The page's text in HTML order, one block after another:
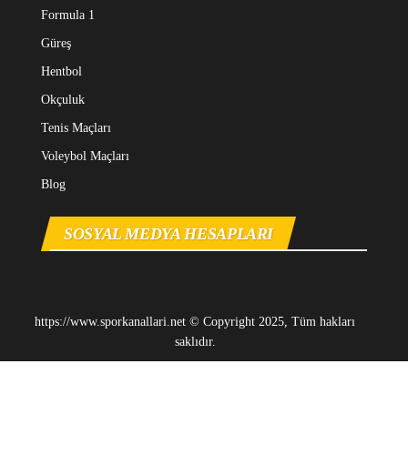
Formula 1
Güreş
Hentbol
Okçuluk
Tenis Maçları
Voleybol Maçları
Blog
SOSYAL MEDYA HESAPLARI
https://www.sporkanallari.net © Copyright 2025, Tüm hakları
saklıdır.